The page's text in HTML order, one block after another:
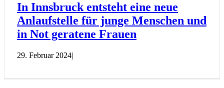
In Innsbruck entsteht eine neue
Anlaufstelle für junge Menschen und
in Not geratene Frauen
29. Februar 2024|